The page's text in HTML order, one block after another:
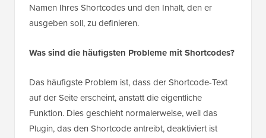
Namen Ihres Shortcodes und den Inhalt, den er
ausgeben soll, zu definieren.
Was sind die häufigsten Probleme mit Shortcodes?
Das häufigste Problem ist, dass der Shortcode-Text
auf der Seite erscheint, anstatt die eigentliche
Funktion. Dies geschieht normalerweise, weil das
Plugin, das den Shortcode antreibt, deaktiviert ist